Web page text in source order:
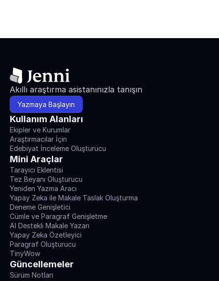
Akıllı araştırma asistanınızla tanışın
Yazmaya Başlayın
Kullanım Alanları
Ekipler ve Kurumlar
Araştırmacılar İçin
Edebiyat İnceleme Oluşturucu
Mini Araçlar
Tarayıcı Eklentisi
Tez Beyanı Oluşturucu
Yeniden Yazma Aracı
Yapay Zeka ile Makale Taslak Oluşturma
Deneme Genişletici
Cümle ve Paragraf Genişletme
AI Destekli Makale Yazarı
Yapay Zeka Özetleyici
Paragraf Oluşturucu
TinyWow
Güncellemeler
Sürüm Notları